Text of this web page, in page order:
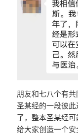
朋友和七八个有
圣某经的一段彼
了，整本圣某经
给大家创造一个